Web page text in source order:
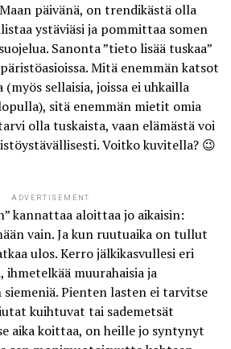
päivänä, on trendikästä olla
ystäviäsi ja pommittaa somen
Sanonta ”tieto lisää tuskaa”
Mitä enemmän katsot
sellaisia, joissa ei uhkailla
sitä enemmän mietit omia
olla tuskaista, vaan elämästä voi
Voitko kuvitella? 😉
ADVERTISEMENT
kannattaa aloittaa jo aikaisin:
vain. Ja kun ruutuaika on tullut
ulos. Kerro jälkikasvullesi eri
ihmetelkää muurahaisia ja
siemeniä. Pienten lasten ei tarvitse
kuihtuvat tai sademetsät
aika koittaa, on heille jo syntynyt